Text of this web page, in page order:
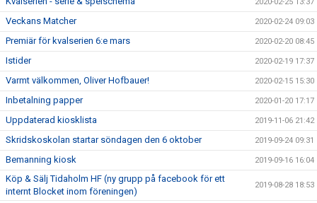
Veckans Matcher 2020-02-24 09:03
Premiär för kvalserien 6:e mars 2020-02-20 08:45
Istider 2020-02-19 17:37
Varmt välkommen, Oliver Hofbauer! 2020-02-15 15:30
Inbetalning papper 2020-01-20 17:17
Uppdaterad kiosklista 2019-11-06 21:42
Skridskoskolan startar söndagen den 6 oktober 2019-09-24 09:31
Bemanning kiosk 2019-09-16 16:04
Köp & Sälj Tidaholm HF (ny grupp på facebook för ett
internt Blocket inom föreningen)
2019-08-28 18:53